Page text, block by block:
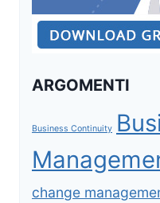
ARGOMENTI
Business Continuity
change